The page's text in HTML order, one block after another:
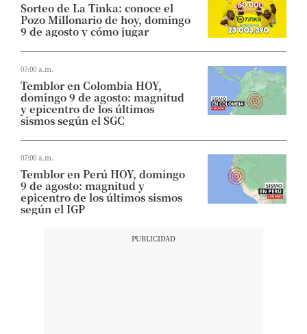
Sorteo de La Tinka: conoce el
Pozo Millonario de hoy, domingo
9 de agosto y cómo jugar
07:00 a.m.
Temblor en Colombia HOY,
domingo 9 de agosto: magnitud
y epicentro de los últimos
sismos según el SGC
07:00 a.m.
Temblor en Perú HOY, domingo
9 de agosto: magnitud y
epicentro de los últimos sismos
según el IGP